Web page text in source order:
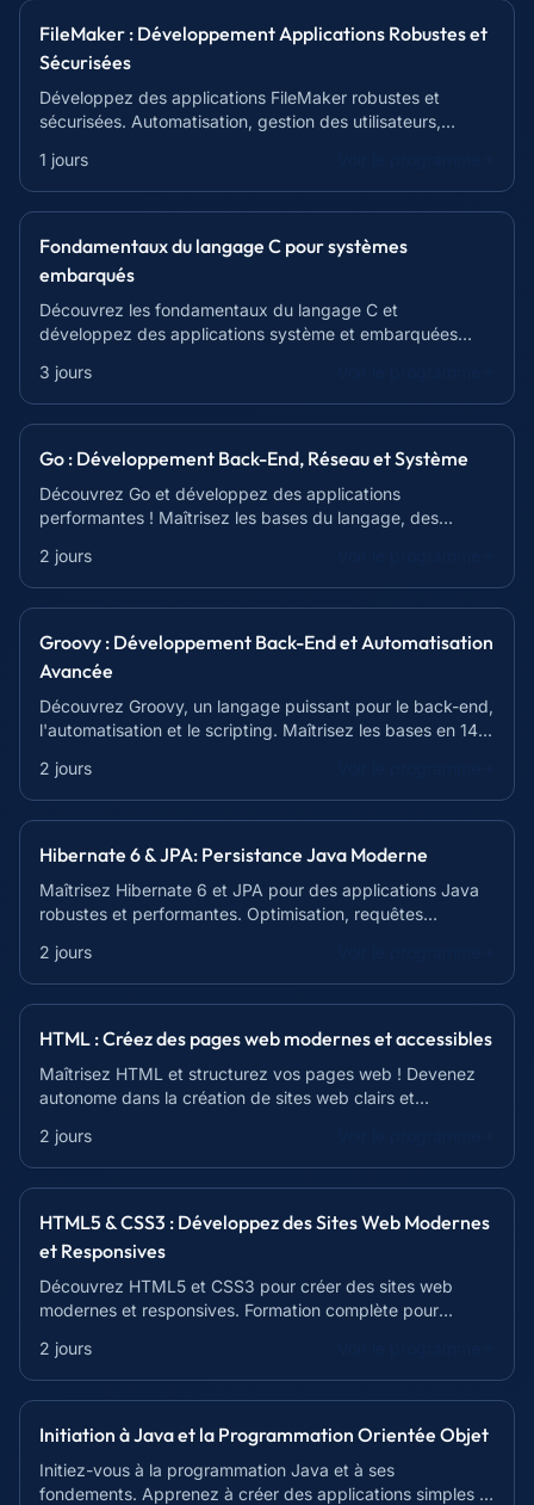
FileMaker : Développement Applications Robustes et
Sécurisées
Développez des applications FileMaker robustes et
sécurisées. Automatisation, gestion des utilisateurs,
1 jours
Fondamentaux du langage C pour systèmes
embarqués
Découvrez les fondamentaux du langage C et
développez des applications système et embarquées
3 jours
Go : Développement Back-End, Réseau et Système
Découvrez Go et développez des applications
performantes ! Maîtrisez les bases du langage, des
2 jours
Groovy : Développement Back-End et Automatisation
Avancée
Découvrez Groovy, un langage puissant pour le back-end,
l'automatisation et le scripting. Maîtrisez les bases en 14h
2 jours
Hibernate 6 & JPA: Persistance Java Moderne
Maîtrisez Hibernate 6 et JPA pour des applications Java
robustes et performantes. Optimisation, requêtes
2 jours
HTML : Créez des pages web modernes et accessibles
Maîtrisez HTML et structurez vos pages web ! Devenez
autonome dans la création de sites web clairs et
2 jours
HTML5 & CSS3 : Développez des Sites Web Modernes
et Responsives
Découvrez HTML5 et CSS3 pour créer des sites web
modernes et responsives. Formation complète pour
2 jours
Initiation à Java et la Programmation Orientée Objet
Initiez-vous à la programmation Java et à ses
fondements. Apprenez à créer des applications simples et